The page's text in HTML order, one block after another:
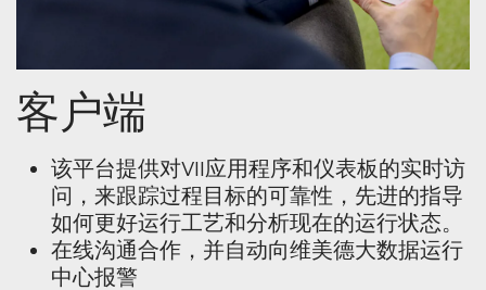
客户端
该平台提供对VII应用程序和仪表板的实时访
问，来跟踪过程目标的可靠性，先进的指导
如何更好运行工艺和分析现在的运行状态。​
在线沟通合作，并自动向维美德大数据运行
中心报警